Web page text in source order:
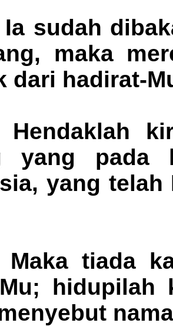
Ia sudah
maka
dari hadirat-
Hendaklah
yang pada
yang
Maka tiada
hidupilah